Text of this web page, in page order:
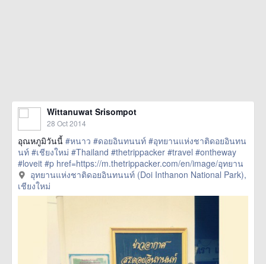
Wittanuwat Srisompot
28 Oct 2014
อุณหภูมิวันนี้ #หนาว #ดอยอินทนนท์ #อุทยานแห่งชาติดอยอินทน
นท์ #เชียงใหม่ #Thailand #thetrippacker #travel #ontheway
#loveit #p href=https://m.thetrippacker.com/en/image/อุทยาน
แห่งชาติดอยอินทนนท์DoiInthanonNationalPark/135027> more
อุทยานแห่งชาติดอยอินทนนท์ (Doi Inthanon National Park),
เชียงใหม่